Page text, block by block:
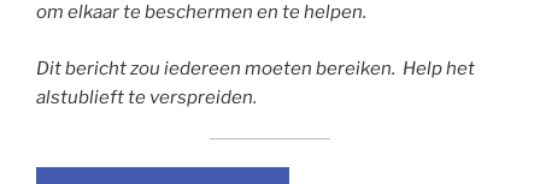
om elkaar te beschermen en te helpen.
Dit bericht zou iedereen moeten bereiken. Help het
alstublieft te verspreiden.